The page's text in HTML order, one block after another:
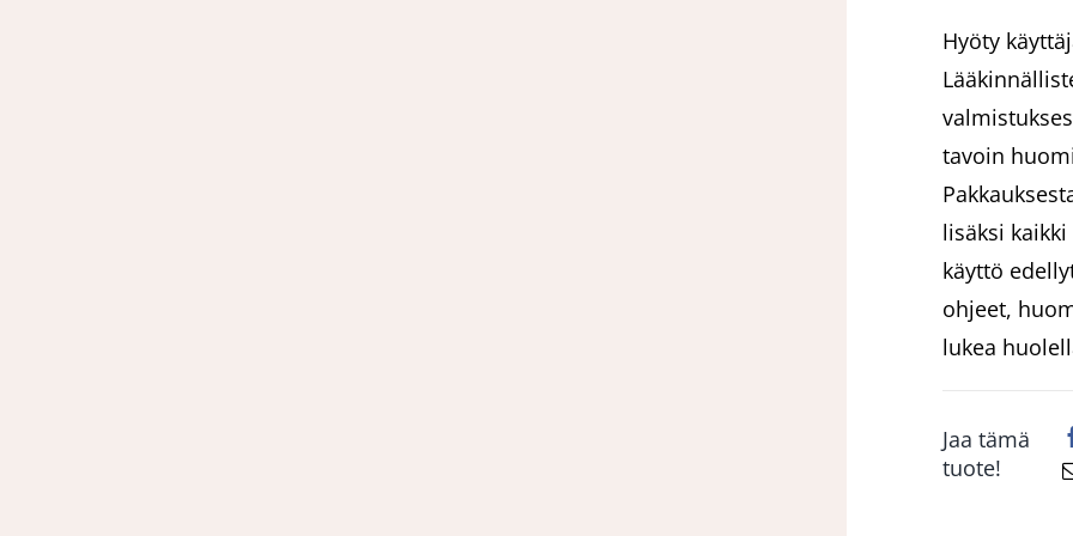
Hyöty
tavoin
lisäksi
käyttö
ohjeet,
lukea
Jaa tämä
tuote!